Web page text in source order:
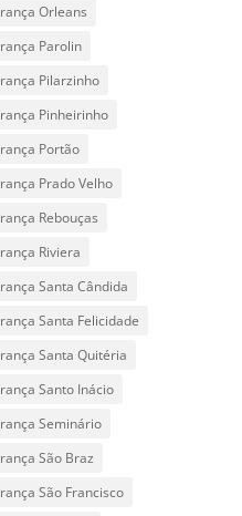
Orleans
Parolin
Pilarzinho
Pinheirinho
Portão
Prado Velho
Rebouças
Riviera
Santa Cândida
Santa Felicidade
Santa Quitéria
Santo Inácio
Seminário
São Braz
São Francisco